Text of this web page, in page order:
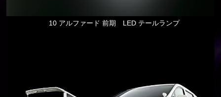
10 アルファード 前期 LED テールランプ